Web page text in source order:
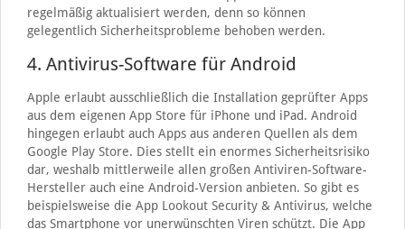
regelmäßig aktualisiert werden, denn so können
gelegentlich Sicherheitsprobleme behoben werden.
4. Antivirus-Software für Android
Apple erlaubt ausschließlich die Installation geprüfter Apps
aus dem eigenen App Store für iPhone und iPad. Android
hingegen erlaubt auch Apps aus anderen Quellen als dem
Google Play Store. Dies stellt ein enormes Sicherheitsrisiko
dar, weshalb mittlerweile allen großen Antiviren-Software-
Hersteller auch eine Android-Version anbieten. So gibt es
beispielsweise die App Lookout Security & Antivirus, welche
das Smartphone vor unerwünschten Viren schützt. Die App